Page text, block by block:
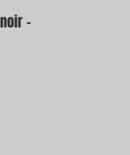
-